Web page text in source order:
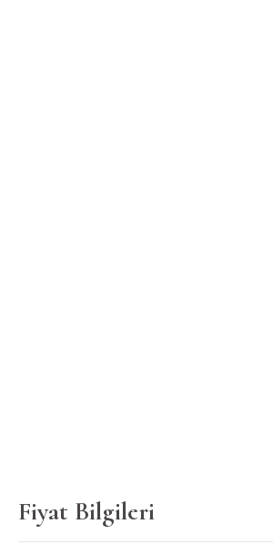
Fiyat Bilgileri